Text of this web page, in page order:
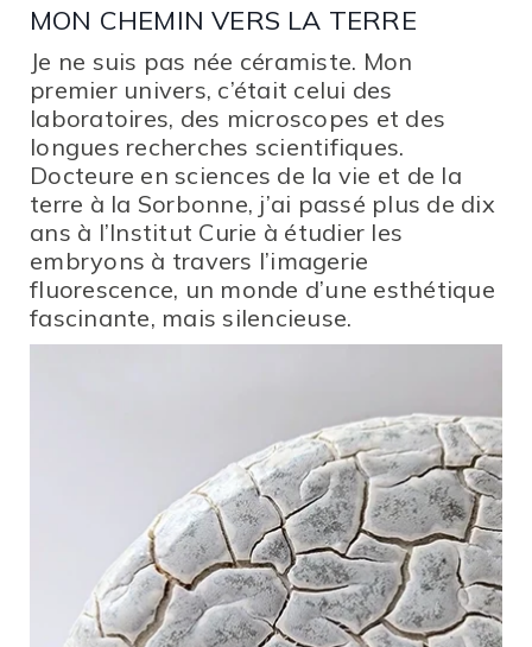
MON CHEMIN VERS LA TERRE
Je ne suis pas née céramiste. Mon
premier univers, c’était celui des
laboratoires, des microscopes et des
longues recherches scientifiques.
Docteure en sciences de la vie et de la
terre à la Sorbonne, j’ai passé plus de dix
ans à l’Institut Curie à étudier les
embryons à travers l’imagerie
fluorescence, un monde d’une esthétique
fascinante, mais silencieuse.